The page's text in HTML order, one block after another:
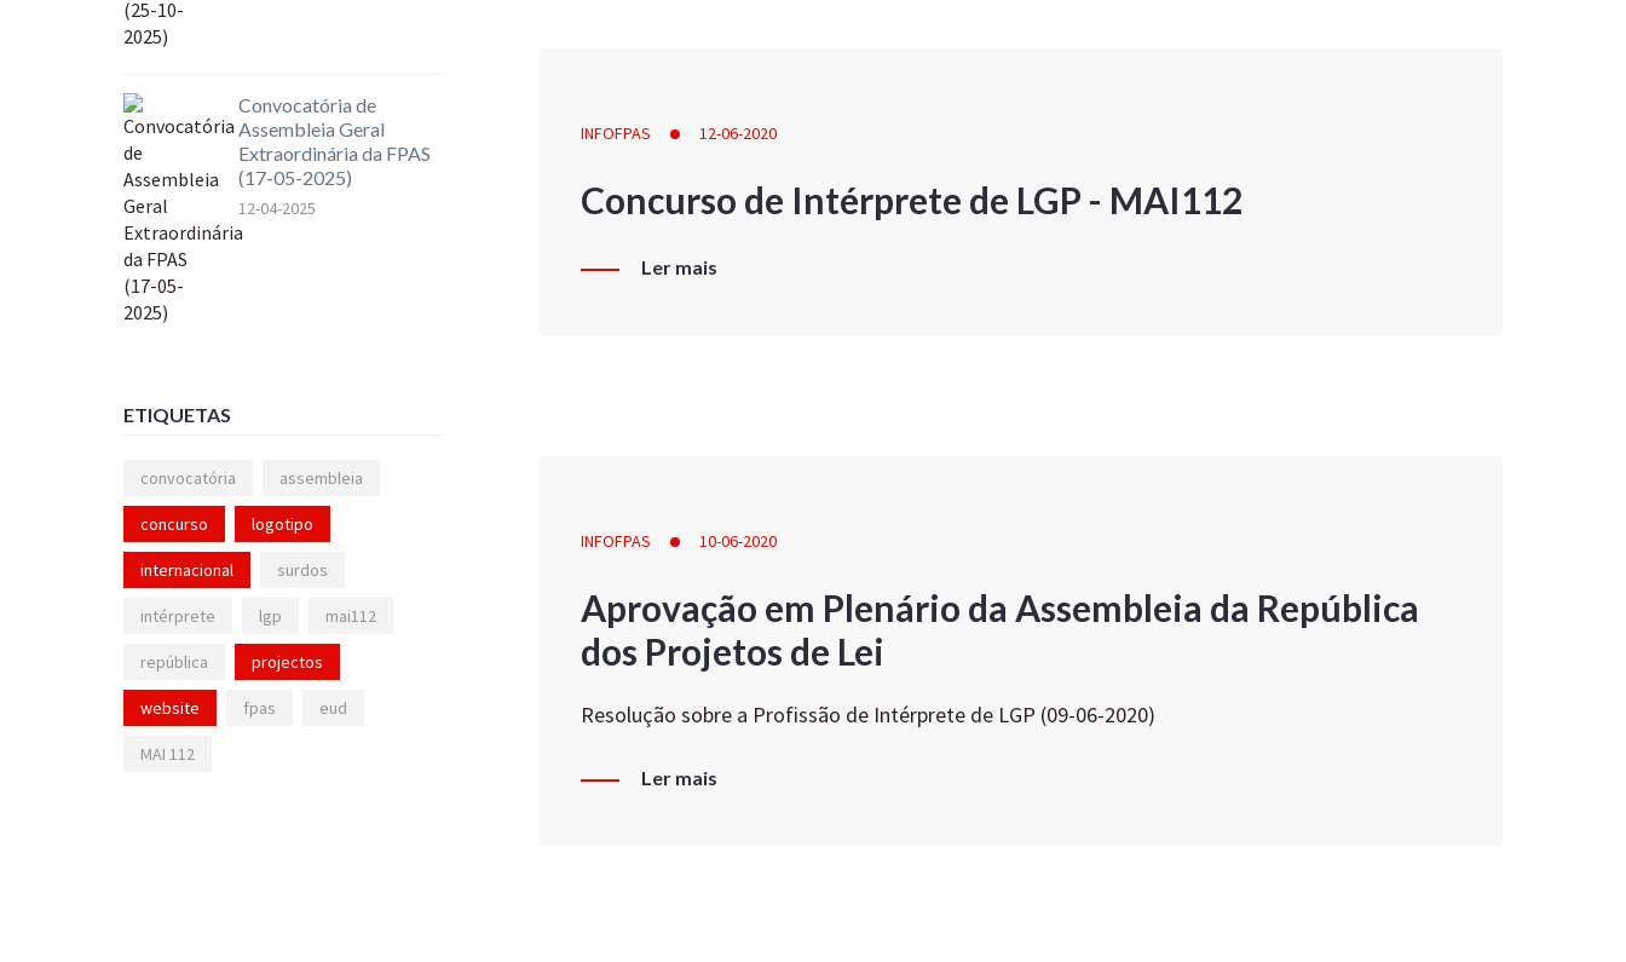
INFOFPAS 12-06-2020
Concurso de Intérprete de LGP - MAI112
Ler mais
INFOFPAS 10-06-2020
Aprovação em Plenário da Assembleia da República
dos Projetos de Lei
Resolução sobre a Profissão de Intérprete de LGP (09-06-2020)
Ler mais
Convocatória de
Assembleia Geral
Extraordinária da FPAS
(17-05-2025)
12-04-2025
ETIQUETAS
convocatória assembleia
concurso logotipo
internacional surdos
intérprete lgp mai112
república projectos
website fpas eud
MAI 112